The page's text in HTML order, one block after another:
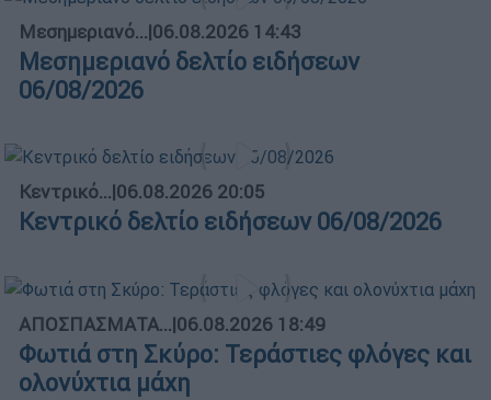
Μεσημεριανό...|06.08.2026 14:43
Μεσημεριανό δελτίο ειδήσεων
06/08/2026
Κεντρικό...|06.08.2026 20:05
Κεντρικό δελτίο ειδήσεων 06/08/2026
ΑΠΟΣΠΑΣΜΑΤΑ...|06.08.2026 18:49
Φωτιά στη Σκύρο: Τεράστιες φλόγες και
ολονύχτια μάχη